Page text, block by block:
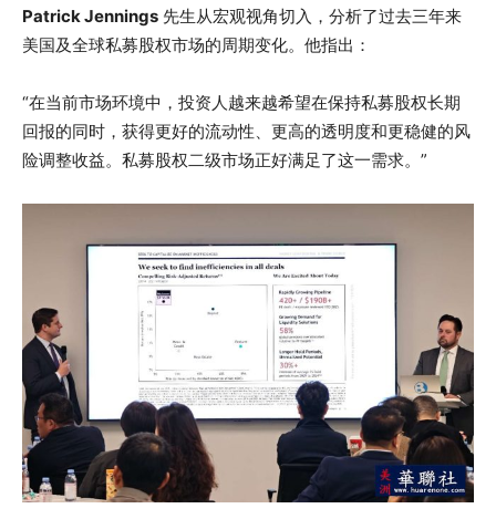
Patrick Jennings 先生从宏观视角切入，分析了过去三年来
美国及全球私募股权市场的周期变化。他指出：
“在当前市场环境中，投资人越来越希望在保持私募股权长期
回报的同时，获得更好的流动性、更高的透明度和更稳健的风
险调整收益。私募股权二级市场正好满足了这一需求。”